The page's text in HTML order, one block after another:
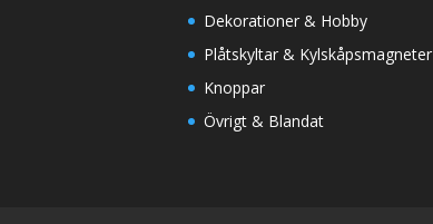
Dekorationer & Hobby
Plåtskyltar & Kylskåpsmagneter
Knoppar
Övrigt & Blandat